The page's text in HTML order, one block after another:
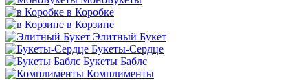
в Коробке
в Корзине
Элитный Букет
Букеты-Сердце
Букеты Баблс
Комплименты